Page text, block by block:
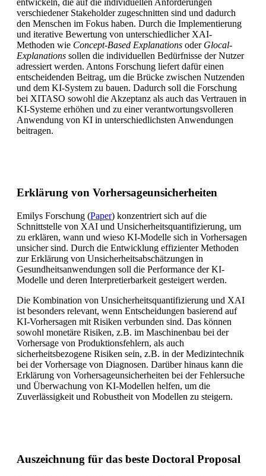
verschiedener Stakeholder zugeschnitten sind und dadurch
den Menschen im Fokus haben. Durch die Implementierung
und iterative Bewertung von unterschiedlicher XAI-
Methoden wie Concept-Based Explanations oder Glocal-
Explanations sollen die individuellen Bedürfnisse der Nutzer
adressiert werden. Antons Forschung liefert dafür einen
entscheidenden Beitrag, um die Brücke zwischen Nutzenden
und dem KI-System zu bauen. Dadurch soll die Forschung
bei XITASO sowohl die Akzeptanz als auch das Vertrauen in
KI-Systeme erhöhen und zu einer verantwortungsvolleren
Anwendung von KI in unterschiedlichsten Anwendungen
beitragen.
Erklärung von Vorhersageunsicherheiten
Emilys Forschung (Paper) konzentriert sich auf die
Schnittstelle von XAI und Unsicherheitsquantifizierung, um
zu erklären, wann und wieso KI-Modelle sich in Vorhersagen
unsicher sind. Durch die Entwicklung effizienter Methoden
zur Erklärung von Unsicherheitsabschätzungen in
Gesundheitsanwendungen soll die Performance der KI-
Modelle und deren Interpretierbarkeit gesteigert werden.
Die Kombination von Unsicherheitsquantifizierung und XAI
ist besonders relevant, wenn Entscheidungen basierend auf
KI-Vorhersagen mit Risiken verbunden sind. Das können
sowohl monetäre Risiken, z.B. im Maschinenbau bei der
Vorhersage von Produktionsfehlern, als auch
sicherheitsbezogene Risiken sein, z.B. in der Medizintechnik
bei der Vorhersage von Diagnosen. Darüber hinaus kann die
Erklärung von Vorhersageunsicherheiten bei der Fehlersuche
und Überwachung von KI-Modellen helfen, um die
Zuverlässigkeit und Robustheit von Modellen zu steigern.
Auszeichnung für das beste Doctoral Proposal